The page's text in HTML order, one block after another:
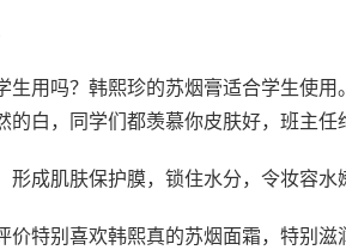
生用吗？韩熙珍的苏烟膏适合学生使
的白，同学们都羡慕你皮肤好，班主任
形成肌肤保护膜，锁住水分，令妆容水
价特别喜欢韩熙真的苏烟面霜，特别